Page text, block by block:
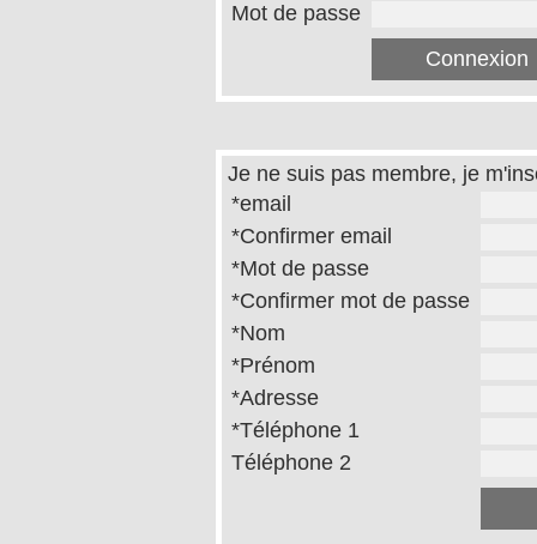
Mot de passe
Je ne suis pas membre, je
*email
*Confirmer email
*Mot de passe
*Confirmer mot de passe
*Nom
*Prénom
*Adresse
*Téléphone 1
Téléphone 2